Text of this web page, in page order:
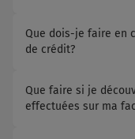
Que dois-je faire en
de crédit?
Que faire si je
effectuées sur ma